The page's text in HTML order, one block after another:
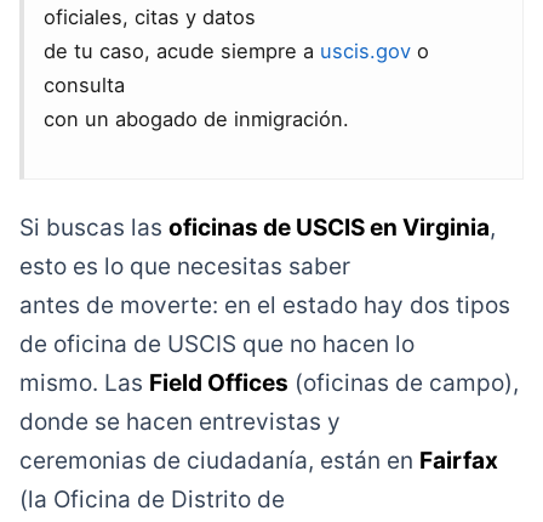
oficiales, citas y datos
de tu caso, acude siempre a uscis.gov o
consulta
con un abogado de inmigración.
Si buscas las oficinas de USCIS en Virginia,
esto es lo que necesitas saber
antes de moverte: en el estado hay dos tipos
de oficina de USCIS que no hacen lo
mismo. Las Field Offices (oficinas de campo),
donde se hacen entrevistas y
ceremonias de ciudadanía, están en Fairfax
(la Oficina de Distrito de